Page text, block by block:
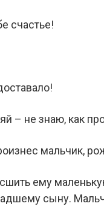
счастье!
– не знаю, как
мальчик,
ему
сыну.